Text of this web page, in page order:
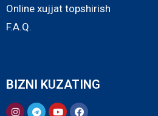
Online xujjat topshirish
F.A.Q.
BIZNI KUZATING